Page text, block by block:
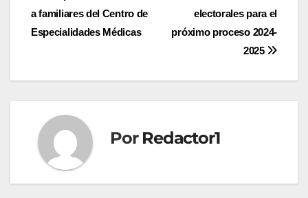
de
electorales para el
próximo proceso 2024-
2025
a familiares del Centro de
Especialidades Médicas
Por Redactor1